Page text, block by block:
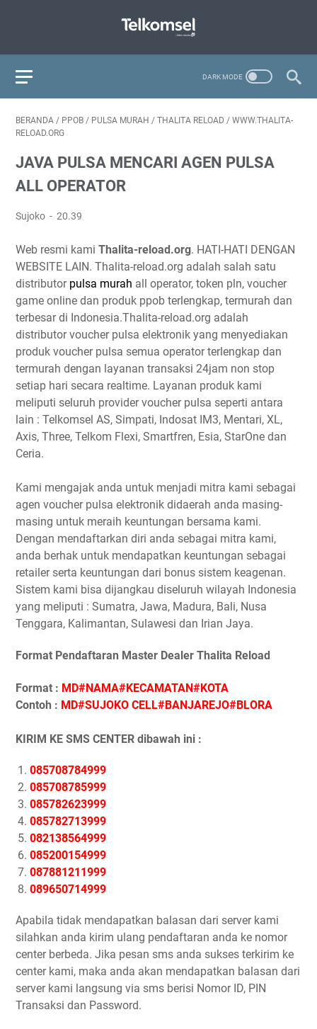
BERANDA / PPOB / PULSA MURAH / THALITA RELOAD / WWW.THALITA-
RELOAD.ORG
JAVA PULSA MENCARI AGEN PULSA
ALL OPERATOR
Sujoko 20.39
Web resmi kami Thalita-reload.org. HATI-HATI DENGAN
WEBSITE LAIN. Thalita-reload.org adalah salah satu
distributor pulsa murah all operator, token pln, voucher
game online dan produk ppob terlengkap, termurah dan
terbesar di Indonesia.Thalita-reload.org adalah
distributor voucher pulsa elektronik yang menyediakan
produk voucher pulsa semua operator terlengkap dan
termurah dengan layanan transaksi 24jam non stop
setiap hari secara realtime. Layanan produk kami
meliputi seluruh provider voucher pulsa seperti antara
lain : Telkomsel AS, Simpati, Indosat IM3, Mentari, XL,
Axis, Three, Telkom Flexi, Smartfren, Esia, StarOne dan
Ceria.
Kami mengajak anda untuk menjadi mitra kami sebagai
agen voucher pulsa elektronik didaerah anda masing-
masing untuk meraih keuntungan bersama kami.
Dengan mendaftarkan diri anda sebagai mitra kami,
anda berhak untuk mendapatkan keuntungan sebagai
retailer serta keuntungan dari bonus sistem keagenan.
Sistem kami bisa dijangkau diseluruh wilayah Indonesia
yang meliputi : Sumatra, Jawa, Madura, Bali, Nusa
Tenggara, Kalimantan, Sulawesi dan Irian Jaya.
Format Pendaftaran Master Dealer Thalita Reload
Format : MD#NAMA#KECAMATAN#KOTA
Contoh : MD#SUJOKO CELL#BANJAREJO#BLORA
KIRIM KE SMS CENTER dibawah ini :
085708784999
085708785999
085782623999
085782713999
082138564999
085200154999
087881211999
089650714999
Apabila tidak mendapatkan balasan dari server kami
silahkan anda kirim ulang pendaftaran anda ke nomor
center berbeda. Jika pesan sms anda sukses terkirim ke
center kami, maka anda akan mendapatkan balasan dari
server kami langsung via sms berisi Nomor ID, PIN
Transaksi dan Password.